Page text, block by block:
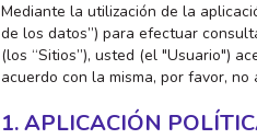
Mediante la utilización de la
de los datos”) para efectuar
(los “Sitios”), usted (el "Usuario")
acuerdo con la misma, por favor, no
1. APLICACIÓN